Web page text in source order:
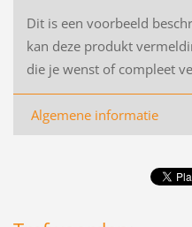
Dit is een voorbeeld
kan deze produkt
die je wenst of compleet
Algemene informatie